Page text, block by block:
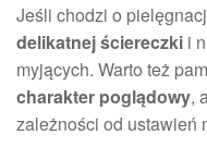
Jeśli chodzi o
delikatnej ściereczki i
myjących. Warto też
charakter poglądowy,
zależności od ustawień